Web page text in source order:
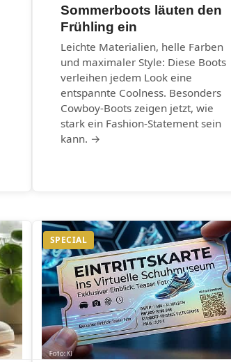
Sommerboots läuten den
Frühling ein
Leichte Materialien, helle Farben
und maximaler Style: Diese Boots
verleihen jedem Look eine
entspannte Coolness. Besonders
Cowboy-Boots zeigen jetzt, wie
stark ein Fashion-Statement sein
kann. →
SPECIAL